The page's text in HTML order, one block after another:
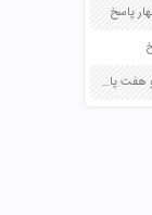
جواب مرحله ۷۶۷ بازی آمیرزا 767 هفتصد و شصت و هفت پاسخ